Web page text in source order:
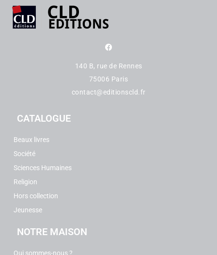
140 B, rue de Rennes
75006 Paris
contact@editionscld.fr
CATALOGUE
Beaux livres
Société
Sciences Humaines
Religion
Hors collection
Jeunesse
NOTRE MAISON
Qui sommes-nous ?